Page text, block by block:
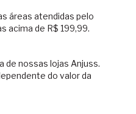
áreas atendidas pelo
acima de R$ 199,99.
de nossas lojas Anjuss.
do valor da